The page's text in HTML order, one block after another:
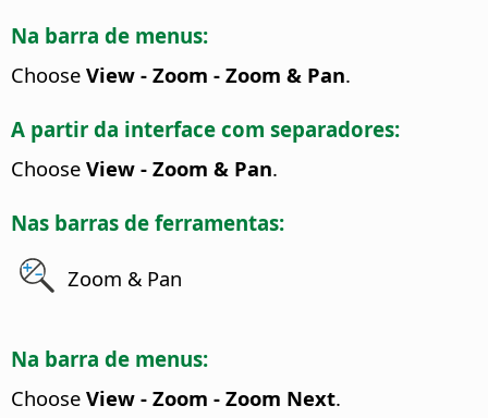
Na barra de menus:
Choose View - Zoom - Zoom & Pan.
A partir da interface com separadores:
Choose View - Zoom & Pan.
Nas barras de ferramentas:
Zoom & Pan
Na barra de menus:
Choose View - Zoom - Zoom Next.